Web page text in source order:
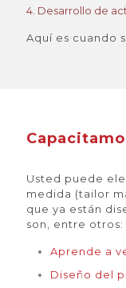
4. Desarrollo de
Aquí es cuando
Usted puede
medida (tailor
que ya están
son, entre otros:
Aprende a
Diseño del